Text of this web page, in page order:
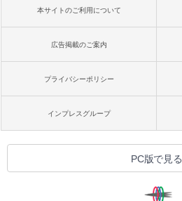
本サイトのご利用について
広告掲載のご案内
プライバシーポリシー
インプレスグループ
PC版で見る